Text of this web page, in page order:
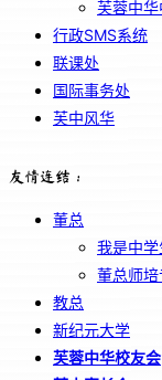
芙蓉中
行政SMS系统
联课处
国际事务处
芙中风华
友情连结：
董总
我是中学
董总师
教总
新纪元大学
芙蓉中华校友会